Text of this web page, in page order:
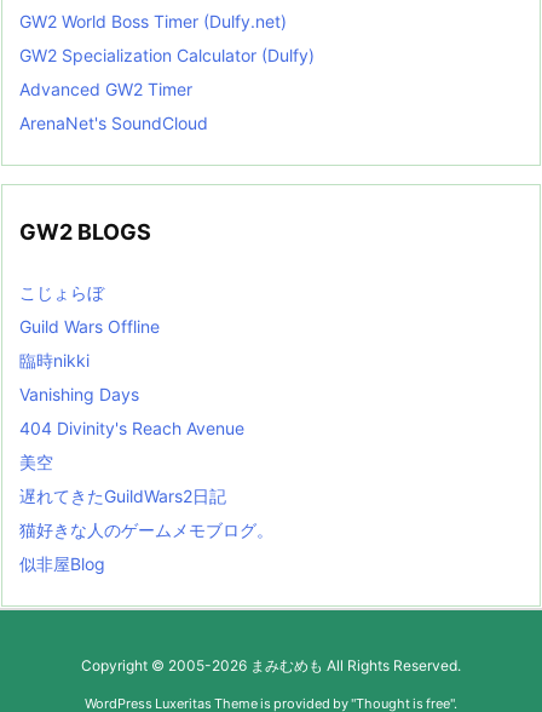
GW2 World Boss Timer (Dulfy.net)
GW2 Specialization Calculator (Dulfy)
Advanced GW2 Timer
ArenaNet's SoundCloud
GW2 BLOGS
こじょらぼ
Guild Wars Offline
臨時nikki
Vanishing Days
404 Divinity's Reach Avenue
美空
遅れてきたGuildWars2日記
猫好きな人のゲームメモブログ。
似非屋Blog
Copyright © 2005-2026 まみむめも All Rights Reserved.
WordPress Luxeritas Theme is provided by "Thought is free".